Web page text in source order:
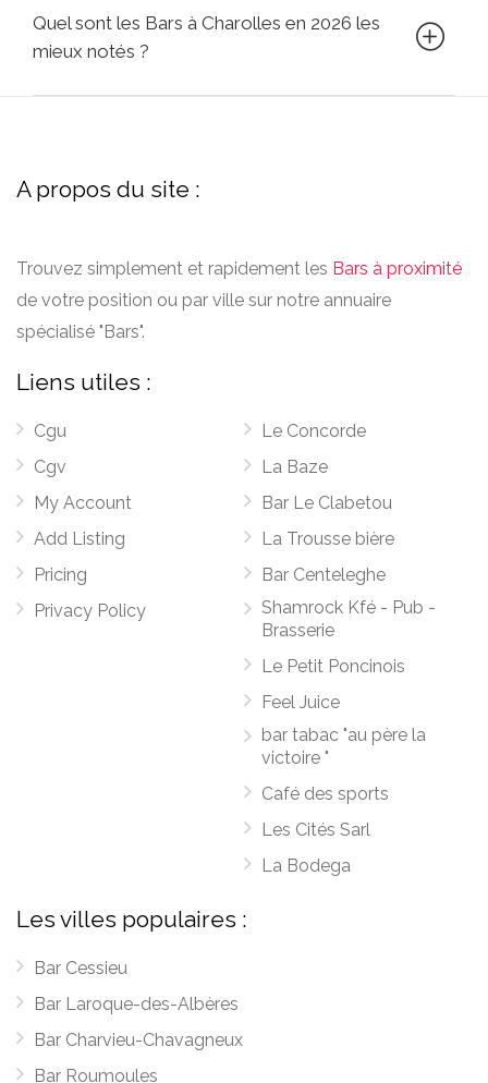
Quel sont les Bars à Charolles en 2026 les
mieux notés ?
A propos du site :
Trouvez simplement et rapidement les Bars à proximité
de votre position ou par ville sur notre annuaire
spécialisé "Bars".
Liens utiles :
Cgu
Cgv
My Account
Add Listing
Pricing
Privacy Policy
Le Concorde
La Baze
Bar Le Clabetou
La Trousse bière
Bar Centeleghe
Shamrock Kfé - Pub -
Brasserie
Le Petit Poncinois
Feel Juice
bar tabac "au père la
victoire "
Café des sports
Les Cités Sarl
La Bodega
Les villes populaires :
Bar Cessieu
Bar Laroque-des-Albères
Bar Charvieu-Chavagneux
Bar Roumoules